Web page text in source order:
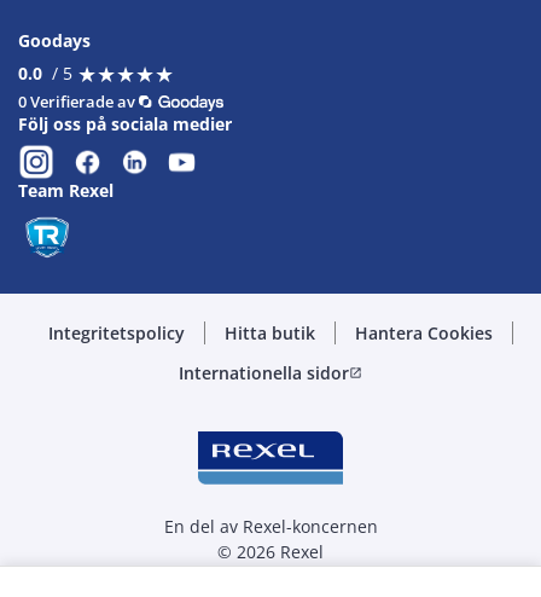
Goodays
0.0 / 5 ★★★★★
★★★★★
0 Verifierade av
Följ oss på sociala medier
Team Rexel
Integritetspolicy Hitta butik
Hantera Cookies
Internationella sidoropen_in_new
En del av Rexel-koncernen
© 2026 Rexel